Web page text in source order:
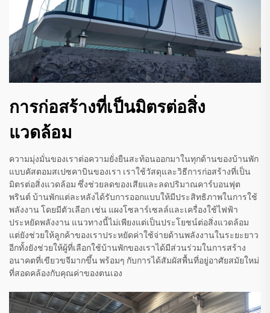
การก่อสร้างที่เป็นมิตรต่อสิ่ง
แวดล้อม
ความมุ่งมั่นของเราต่อความยั่งยืนสะท้อนออกมาในทุกด้านของบ้านพัก
แบบคัสตอมสเปซคาบินของเรา เราใช้วัสดุและวิธีการก่อสร้างที่เป็น
มิตรต่อสิ่งแวดล้อม ซึ่งช่วยลดของเสียและลดปริมาณคาร์บอนฟุต
พรินต์ บ้านพักแต่ละหลังได้รับการออกแบบให้มีประสิทธิภาพในการใช้
พลังงาน โดยมีตัวเลือก เช่น แผงโซลาร์เซลล์และเครื่องใช้ไฟฟ้า
ประหยัดพลังงาน แนวทางนี้ไม่เพียงแต่เป็นประโยชน์ต่อสิ่งแวดล้อม
แต่ยังช่วยให้ลูกค้าของเราประหยัดค่าใช้จ่ายด้านพลังงานในระยะยาว
อีกทั้งยังช่วยให้ผู้ที่เลือกใช้บ้านพักของเราได้มีส่วนร่วมในการสร้าง
อนาคตที่เขียวขจีมากขึ้น พร้อมๆ กับการได้สัมผัสพื้นที่อยู่อาศัยสมัยใหม่
ที่สอดคล้องกับคุณค่าของตนเอง